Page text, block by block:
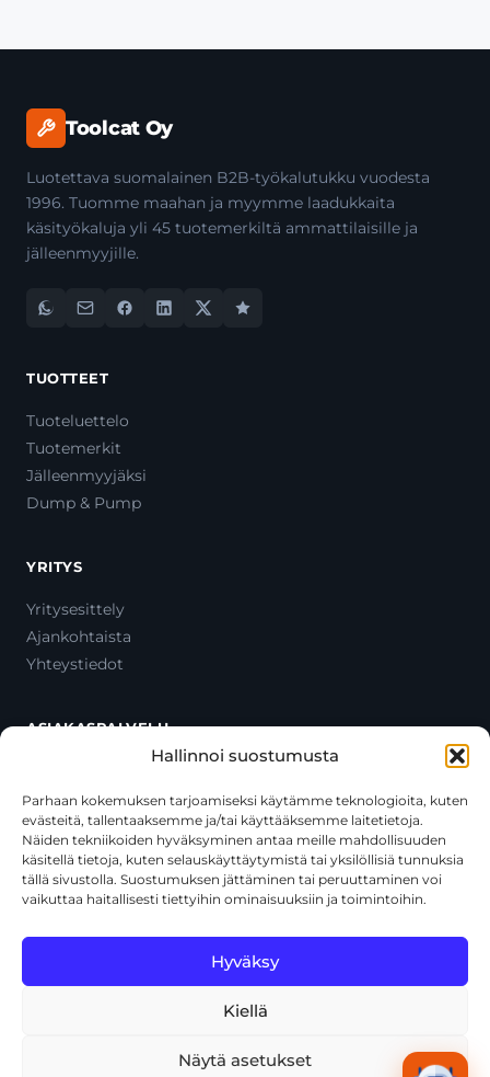
Hallinnoi suostumusta
Parhaan kokemuksen tarjoamiseksi käytämme teknologioita, kuten
evästeitä, tallentaaksemme ja/tai käyttääksemme laitetietoja.
Näiden tekniikoiden hyväksyminen antaa meille mahdollisuuden
käsitellä tietoja, kuten selauskäyttäytymistä tai yksilöllisiä tunnuksia
tällä sivustolla. Suostumuksen jättäminen tai peruuttaminen voi
vaikuttaa haitallisesti tiettyihin ominaisuuksiin ja toimintoihin.
Hyväksy
Kiellä
Näytä asetukset
Toolcat Oy
Luotettava suomalainen B2B-työkalutukku vuodesta
1996. Tuomme maahan ja myymme laadukkaita
käsityökaluja yli 45 tuotemerkiltä ammattilaisille ja
jälleenmyyjille.
TUOTTEET
Tuoteluettelo
Tuotemerkit
Jälleenmyyjäksi
Dump & Pump
YRITYS
Yritysesittely
Ajankohtaista
Yhteystiedot
ASIAKASPALVELU
Oma tili
Maksutavat
Toimitustavat
Usein kysytyt kysymykset
+358 44 270 3795
asiakaspalvelu@toolcat.fi